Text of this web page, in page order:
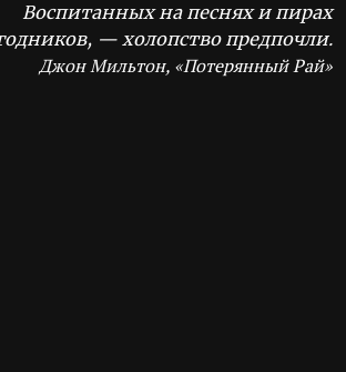
Воспитанных на песнях и пирах
— холопство предпочли.
Джон Мильтон, «Потерянный Рай»